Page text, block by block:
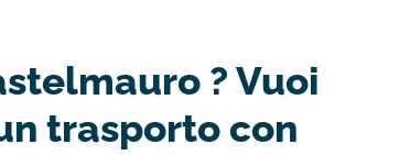
? Vuoi
trasporto con